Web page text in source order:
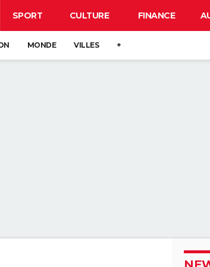
SPORT CULTURE FINANCE
MONDE VILLES +